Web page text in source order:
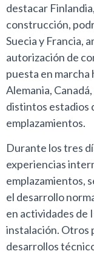
destacar
construcción,
Suecia y Francia,
autorización de
puesta en marcha
Alemania,
distintos estadios
emplazamientos.
Durante los tres
experiencias
emplazamientos,
el desarrollo
en actividades de
instalación. Otros
desarrollos